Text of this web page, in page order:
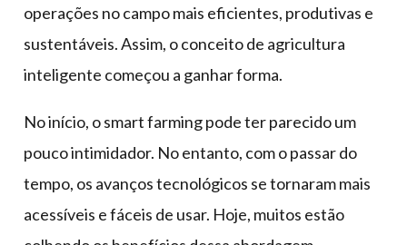
operações no campo mais eficientes, produtivas e
sustentáveis. Assim, o conceito de agricultura
inteligente começou a ganhar forma.
No início, o smart farming pode ter parecido um
pouco intimidador. No entanto, com o passar do
tempo, os avanços tecnológicos se tornaram mais
acessíveis e fáceis de usar. Hoje, muitos estão